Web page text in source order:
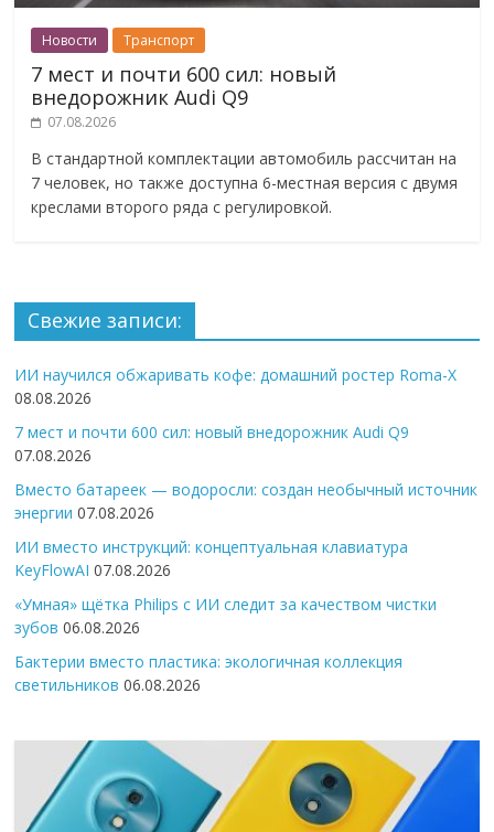
Новости Транспорт
7 мест и почти 600 сил: новый
внедорожник Audi Q9
07.08.2026
В стандартной комплектации автомобиль рассчитан на
7 человек, но также доступна 6-местная версия с двумя
креслами второго ряда с регулировкой.
Свежие записи:
ИИ научился обжаривать кофе: домашний ростер Roma-X
08.08.2026
7 мест и почти 600 сил: новый внедорожник Audi Q9
07.08.2026
Вместо батареек — водоросли: создан необычный источник
энергии 07.08.2026
ИИ вместо инструкций: концептуальная клавиатура
KeyFlowAI 07.08.2026
«Умная» щётка Philips с ИИ следит за качеством чистки
зубов 06.08.2026
Бактерии вместо пластика: экологичная коллекция
светильников 06.08.2026